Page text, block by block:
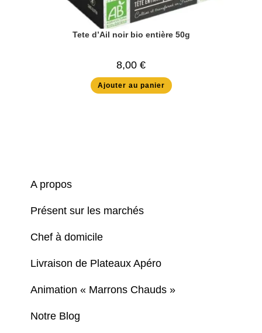
Tete d’Ail noir bio entière 50g
8,00 €
Ajouter au panier
A propos
Présent sur les marchés
Chef à domicile
Livraison de Plateaux Apéro
Animation « Marrons Chauds »
Notre Blog